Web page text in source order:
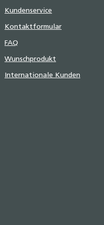
Kundenservice
Kontaktformular
FAQ
Wunschprodukt
Internationale Kunden